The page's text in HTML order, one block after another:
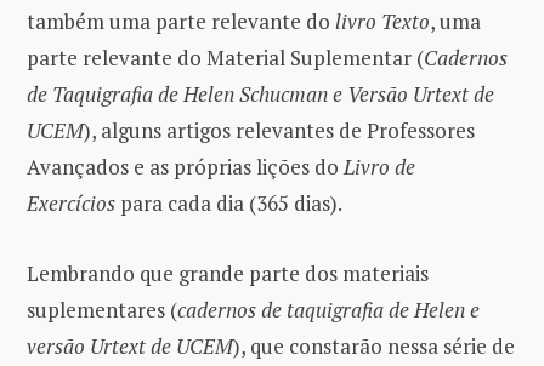
também uma parte relevante do livro Texto, uma
parte relevante do Material Suplementar (Cadernos
de Taquigrafia de Helen Schucman e Versão Urtext de
UCEM), alguns artigos relevantes de Professores
Avançados e as próprias lições doLivro de
Exercícios para cada dia (365 dias).
Lembrando que grande parte dos materiais
suplementares (cadernos de taquigrafia de Helen e
versão Urtext de UCEM), que constarão nessa série de